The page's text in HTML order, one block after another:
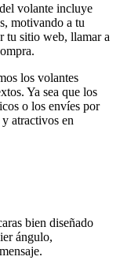
volante incluye
motivando a tu
tu sitio web, llamar a
los volantes
Ya sea que los
o los envíes por
atractivos en
bien diseñado
ángulo,